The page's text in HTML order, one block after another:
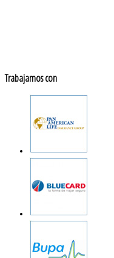
Trabajamos con